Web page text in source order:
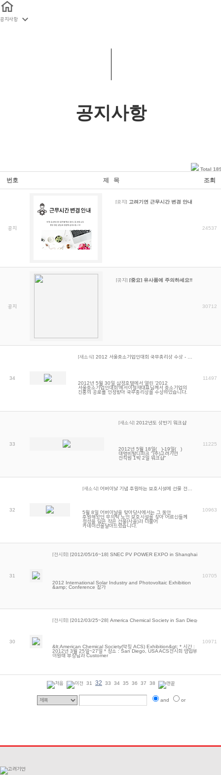
공지사항 
공지사항
Total
번호 제 목 조회
공지
[공지] 고려기연 근무시간 변경 안내
24537
공지
[공지] [중요] 유사품에 주의하세요!!
30712
34
[새소식] 2012 서울중소기업인대회 국무총리상 수상 - …
2012년 5월 30일 삼정호텔에서 열린 '2012
서울중소기업인대회'에서이철재대표님께서 중소기업의
진흥의 공로를 인정받아 국무총리상을 수상하였습니다.
11497
33
[새소식] 2012년도 상반기 워크샵
2012년 5월 18일(金)-19일(土)
대명비발디파크 "(주)고려기연
전직원 1박 2일 워크샵"
11225
32
[새소식] 어버이날 기념 후원하는 보호시설에 선물 전…
5월 8일 어버이날을 맞아당사에서는 그 동안
후원해왔던 무의탁 노인 보호시설을 찾아 어르신들께
정성을 담은 작은 선물(사골)과 더불어
카네이션을달아드렸습니다.
10963
31
[전시회] [2012/05/16~18] SNEC PV POWER EXPO in Shanghai
2012 International Solar Industry and Photovoltaic Exhibition
&amp; Conference 참가
10705
30
[전시회] [2012/03/25~28] America Chemical Society in San Diego
&lt;American Chemical Society(약칭 ACS) Exhibition&gt; * 시간 :
2012년 3월 25일~27일 * 장소 : San Diego, USA ACS전시회 영업부
이원태 부장님과 Customer
10971
31 32 33 34 35 36 37 38
and or